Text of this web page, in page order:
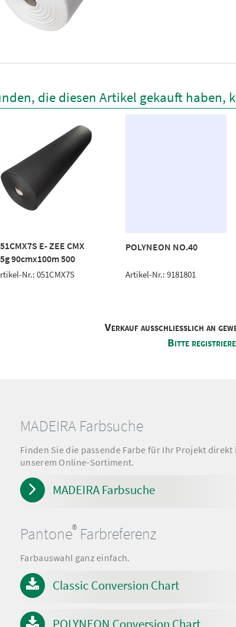
die diesen Artikel gekauft haben,
E- ZEE CMX
90cmx100m 500
Nr.: 051CMX7S
POLYNEON NO.40
Artikel-Nr.: 9181801
Verkauf ausschliesslich an
Bitte
MADEIRA Farbsuche
Finden Sie die passende Farbe für Ihr Projekt direkt
unserem Online-Sortiment.
MADEIRA Farbsuche
Pantone® Farbreferenz
Farbauswahl ganz einfach.
Classic Conversion Chart
POLYNEON Conversion Chart